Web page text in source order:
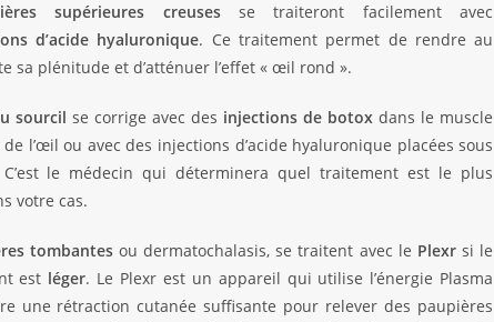
supérieures creusesse traiteront facilement avec
d’acide hyaluronique. Ce traitement permet de rendre au
sa plénitude et d’atténuer l’effet « œil rond ».
sourcil se corrige avec des injections de botox dans le muscle
l’œil ou avec des injections d’acide hyaluronique placées sous
le médecin qui déterminera quel traitement est le plus
votre cas.
tombantesou dermatochalasis, se traitent avec le Plexrsi le
est léger. Le Plexr est un appareil qui utilise l’énergie Plasma
une rétraction cutanée suffisante pour relever des paupières